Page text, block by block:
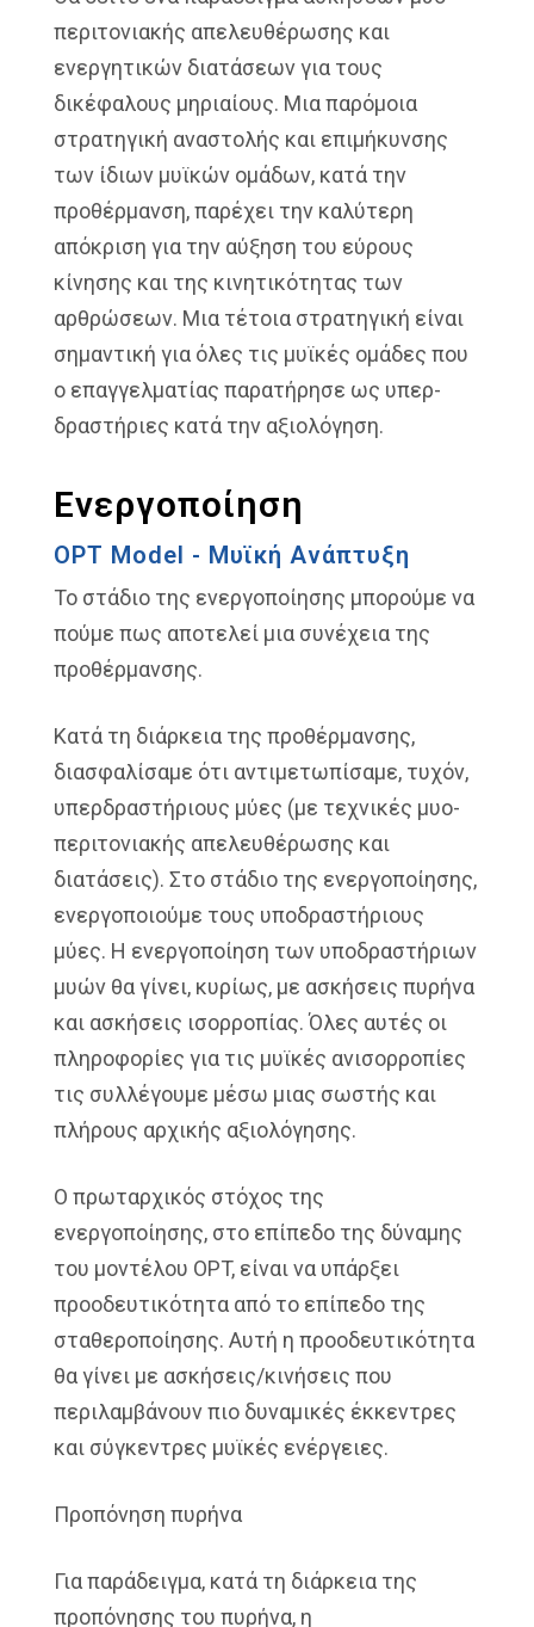
περιτονιακής απελευθέρωσης και
ενεργητικών διατάσεων για τους
δικέφαλους μηριαίους. Μια παρόμοια
στρατηγική αναστολής και επιμήκυνσης
των ίδιων μυϊκών ομάδων, κατά την
προθέρμανση, παρέχει την καλύτερη
απόκριση για την αύξηση του εύρους
κίνησης και της κινητικότητας των
αρθρώσεων. Μια τέτοια στρατηγική είναι
σημαντική για όλες τις μυϊκές ομάδες που
ο επαγγελματίας παρατήρησε ως υπερ-
δραστήριες κατά την αξιολόγηση.
Ενεργοποίηση
OPT Model - Μυϊκή Ανάπτυξη
Το στάδιο της ενεργοποίησης μπορούμε να
πούμε πως αποτελεί μια συνέχεια της
προθέρμανσης.
Κατά τη διάρκεια της προθέρμανσης,
διασφαλίσαμε ότι αντιμετωπίσαμε, τυχόν,
υπερδραστήριους μύες (με τεχνικές μυο-
περιτονιακής απελευθέρωσης και
διατάσεις). Στο στάδιο της ενεργοποίησης,
ενεργοποιούμε τους υποδραστήριους
μύες. Η ενεργοποίηση των υποδραστήριων
μυών θα γίνει, κυρίως, με ασκήσεις πυρήνα
και ασκήσεις ισορροπίας. Όλες αυτές οι
πληροφορίες για τις μυϊκές ανισορροπίες
τις συλλέγουμε μέσω μιας σωστής και
πλήρους αρχικής αξιολόγησης.
Ο πρωταρχικός στόχος της
ενεργοποίησης, στο επίπεδο της δύναμης
του μοντέλου OPT, είναι να υπάρξει
προοδευτικότητα από το επίπεδο της
σταθεροποίησης. Αυτή η προοδευτικότητα
θα γίνει με ασκήσεις/κινήσεις που
περιλαμβάνουν πιο δυναμικές έκκεντρες
και σύγκεντρες μυϊκές ενέργειες.
Προπόνηση πυρήνα
Για παράδειγμα, κατά τη διάρκεια της
προπόνησης του πυρήνα, η